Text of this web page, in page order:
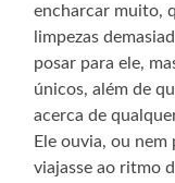
encharcar muito,
limpezas
posar para ele,
únicos, além de
acerca de
Ele ouvia, ou nem
viajasse ao ritmo